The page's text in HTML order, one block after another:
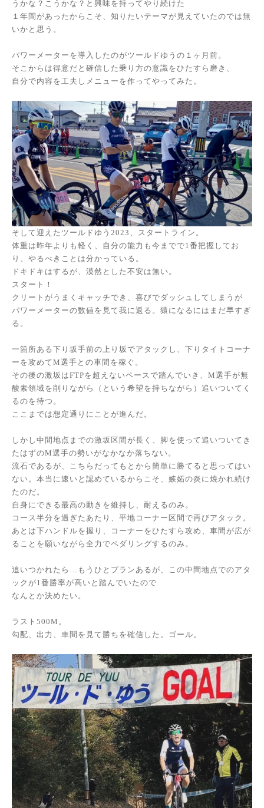
うかな？こうかな？と興味を持ってやり続けた
１年間があったからこそ、知りたいテーマが見えていたのでは無
いかと思う。
パワーメーターを導入したのがツールドゆうの１ヶ月前。
そこからは得意だと確信した乗り方の意識をひたすら磨き、
自分で内容を工夫しメニューを作ってやってみた。
そして迎えたツールドゆう2023、スタートライン。
体重は昨年よりも軽く、自分の能力も今までで1番把握してお
り、やるべきことは分かっている。
ドキドキはするが、漠然とした不安は無い。
スタート！
クリートがうまくキャッチでき、喜びでダッシュしてしまうが
パワーメーターの数値を見て我に返る。猿になるにはまだ早すぎ
る。
一箇所ある下り坂手前の上り坂でアタックし、下りタイトコーナ
ーを攻めてM選手との車間を稼ぐ。
その後の激坂はFTPを超えないペースで踏んでいき、M選手が無
酸素領域を削りながら（という希望を持ちながら）追いついてく
るのを待つ。
ここまでは想定通りにことが進んだ。
しかし中間地点までの激坂区間が長く、脚を使って追いついてき
たはずのM選手の勢いがなかなか落ちない。
流石であるが、こちらだってもとから簡単に勝てると思ってはい
ない。本当に速いと認めているからこそ、嫉妬の炎に焼かれ続け
たのだ。
自身にできる最高の動きを維持し、耐えるのみ。
コース半分を過ぎたあたり、平地コーナー区間で再びアタック。
あとは下ハンドルを握り、コーナーをひたすら攻め、車間が広が
ることを願いながら全力でペダリングするのみ。
追いつかれたら…もうひとプランあるが、この中間地点でのアタ
ックが1番勝率が高いと踏んでいたので
なんとか決めたい。
ラスト500M。
勾配、出力、車間を見て勝ちを確信した。ゴール。